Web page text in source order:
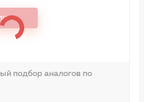
подбор аналогов по